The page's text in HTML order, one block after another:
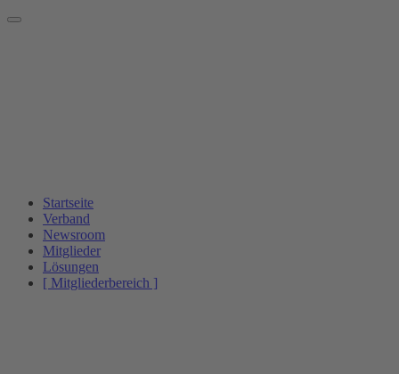
Startseite
Verband
Newsroom
Mitglieder
Lösungen
[ Mitgliederbereich ]